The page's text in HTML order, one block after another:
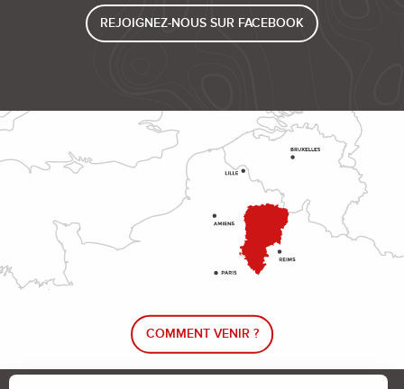
REJOIGNEZ-NOUS SUR FACEBOOK
COMMENT VENIR ?